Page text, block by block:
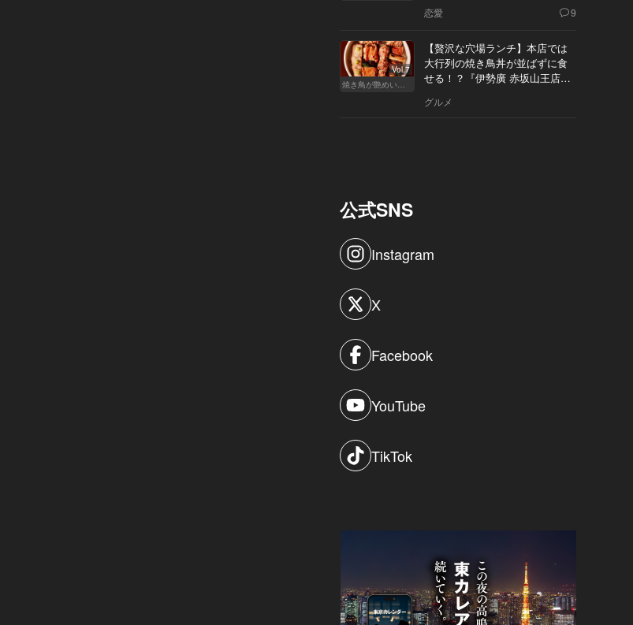
恋愛 9
Vol.7
焼き鳥が艶めいてきた
【贅沢な穴場ランチ】本店では
大行列の焼き鳥丼が並ばずに食
せる！？『伊勢廣 赤坂山王店』
グルメ
公式SNS
Instagram
X
Facebook
YouTube
TikTok